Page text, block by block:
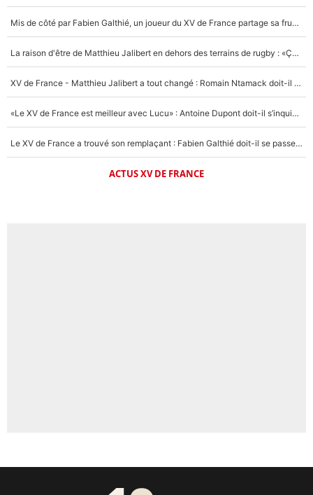
Mis de côté par Fabien Galthié, un joueur du XV de France partage sa frustration : «ils ne me l’ont pas dit tout de suite»
La raison d'être de Matthieu Jalibert en dehors des terrains de rugby : «Ça m'atteint autant que si tu touches à un membre de ma famille»
XV de France - Matthieu Jalibert a tout changé : Romain Ntamack doit-il s’inquiéter pour sa place à un an de la Coupe du monde ?
«Le XV de France est meilleur avec Lucu» : Antoine Dupont doit-il s’inquiéter pour sa place ?
Le XV de France a trouvé son remplaçant : Fabien Galthié doit-il se passer d'Antoine Dupont ?
ACTUS XV DE FRANCE